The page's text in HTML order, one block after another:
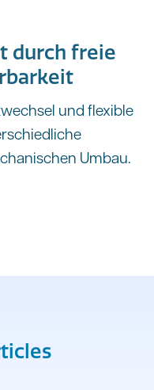
durch freie
und flexible
Umbau.